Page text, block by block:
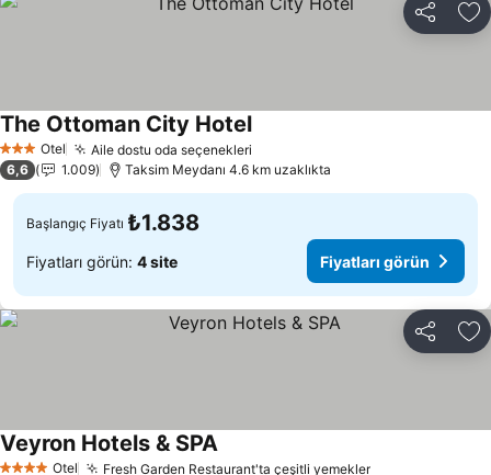
Paylaş
3 YıldızOtel Aile dostu oda seçenekleri
The Ottoman City HotelFiyatları görün
6,6 1.009 Taksim Meydanı 4.6 km uzaklıkta
Başlangıç Fiyatı ₺1.838
Fiyatları görün: 4 site Fiyatları görün
Paylaş
Otel Fresh Garden Restaurant'ta çeşitli yemekler
Veyron Hotels & SPAFiyatları görün